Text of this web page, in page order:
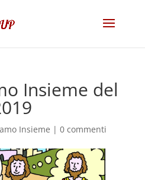
Insieme del
Insieme | 0 commenti